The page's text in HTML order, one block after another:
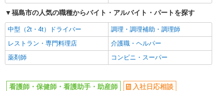
福島市の人気の職種からバイト・アルバイト・パートを探す
中型（2t・4t）ドライバー
調理・調理補助・調理師
レストラン・専門料理店
介護職・ヘルパー
薬剤師
コンビニ・スーパー
看護師・保健師・看護助手・助産師
入社日応相談